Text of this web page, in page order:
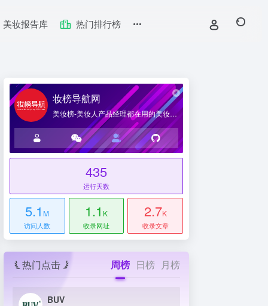
美妆报告库 热门排行榜
妆榜导航网
美妆榜-美妆人产品经理都在用的美妆产业导航网站
435
运行天数
5.1 M
访问人数
1.1 K
收录网址
2.7K
收录文章
热门点击 周榜 日榜 月榜
BUV